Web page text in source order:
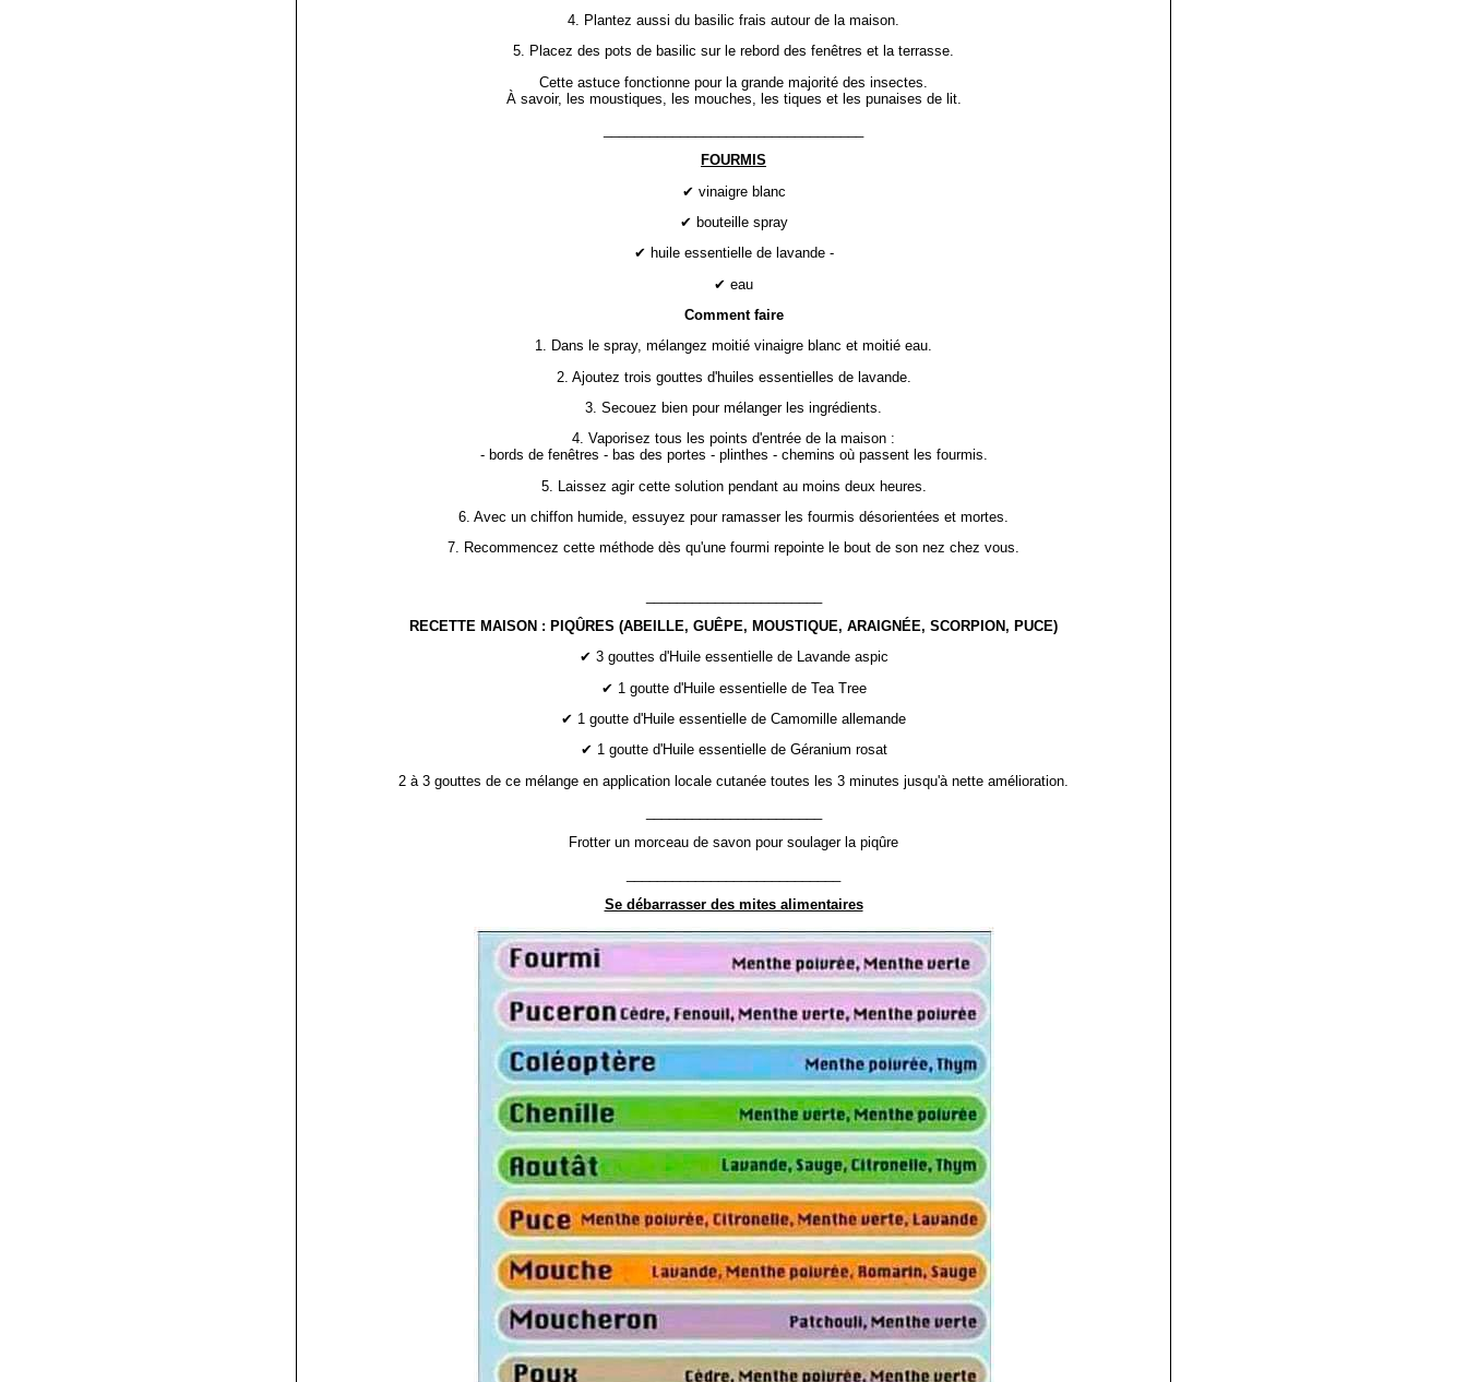
4. Plantez aussi du basilic frais autour de la maison.
5. Placez des pots de basilic sur le rebord des fenêtres et la terrasse.
Cette astuce fonctionne pour la grande majorité des insectes.
À savoir, les moustiques, les mouches, les tiques et les punaises de lit.
FOURMIS
✔ vinaigre blanc
✔ bouteille spray
✔ huile essentielle de lavande -
✔ eau
Comment faire
1. Dans le spray, mélangez moitié vinaigre blanc et moitié eau.
2. Ajoutez trois gouttes d'huiles essentielles de lavande.
3. Secouez bien pour mélanger les ingrédients.
4. Vaporisez tous les points d'entrée de la maison :
- bords de fenêtres - bas des portes - plinthes - chemins où passent les fourmis.
5. Laissez agir cette solution pendant au moins deux heures.
6. Avec un chiffon humide, essuyez pour ramasser les fourmis désorientées et mortes.
7. Recommencez cette méthode dès qu'une fourmi repointe le bout de son nez chez vous.
RECETTE MAISON : PIQÛRES (ABEILLE, GUÊPE, MOUSTIQUE, ARAIGNÉE, SCORPION, PUCE)
✔ 3 gouttes d'Huile essentielle de Lavande aspic
✔ 1 goutte d'Huile essentielle de Tea Tree
✔ 1 goutte d'Huile essentielle de Camomille allemande
✔ 1 goutte d'Huile essentielle de Géranium rosat
2 à 3 gouttes de ce mélange en application locale cutanée toutes les 3 minutes jusqu'à nette amélioration.
Frotter un morceau de savon pour soulager la piqûre
Se débarrasser des mites alimentaires